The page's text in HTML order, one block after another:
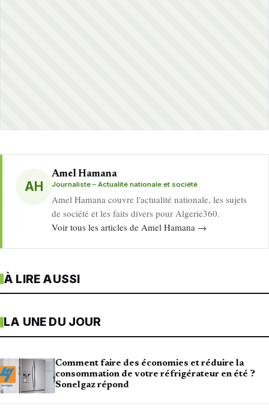
AH
Amel Hamana
Journaliste – Actualité nationale et société
Amel Hamana couvre l'actualité nationale, les sujets
de société et les faits divers pour Algerie360.
Voir tous les articles de Amel Hamana →
À LIRE AUSSI
LA UNE DU JOUR
Comment faire des économies et réduire la
consommation de votre réfrigérateur en été ?
Sonelgaz répond